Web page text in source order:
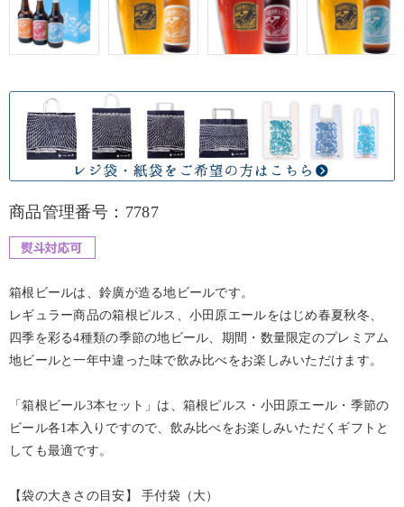
商品管理番号：7787
箱根ビールは、鈴廣が造る地ビールです。
レギュラー商品の箱根ピルス、小田原エールをはじめ春夏秋冬、
四季を彩る4種類の季節の地ビール、期間・数量限定のプレミアム
地ビールと一年中違った味で飲み比べをお楽しみいただけます。
「箱根ビール3本セット」は、箱根ピルス・小田原エール・季節の
ビール各1本入りですので、飲み比べをお楽しみいただくギフトと
しても最適です。
【袋の大きさの目安】 手付袋（大）